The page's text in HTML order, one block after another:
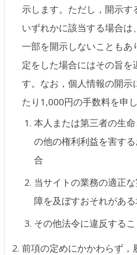
示します。ただし，開示す
いずれかに該当する場合は
一部を開示しないこともあ
定をした場合にはその旨を
す。なお，個人情報の開示
たり1,000円の手数料を申し
本人または第三者の生
の他の権利利益を害す
合
当サイトの業務の適正
障を及ぼすおそれがあ
その他法令に違反する
前項の定めにかかわらず，